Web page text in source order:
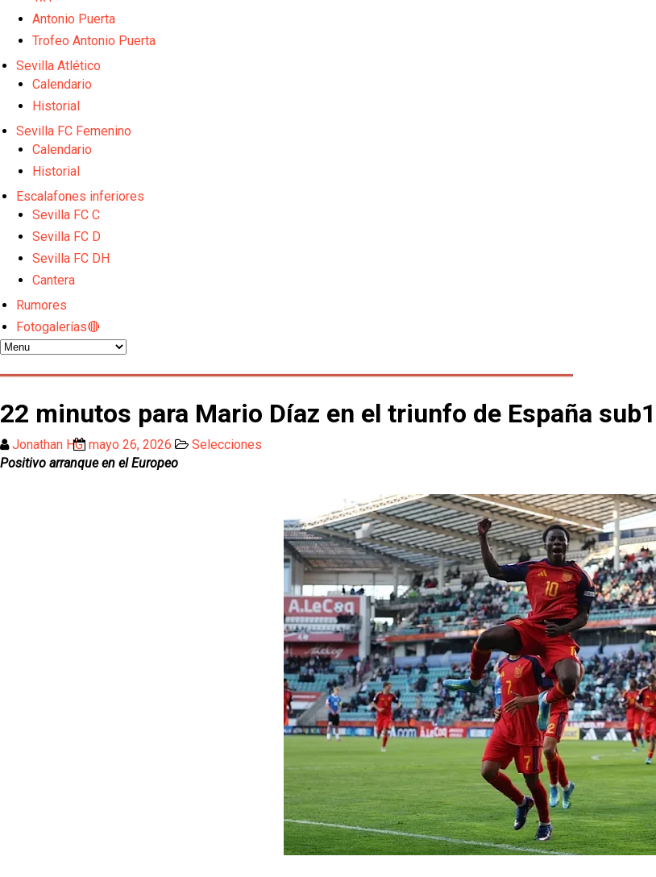
Opinión | "Carta abierta a Alberto Flores" por Rafa García
El Sevilla oficializa el traspaso de Sow
Diomande ya es madridista mientras Rodri agita el mercado
Antonio Puerta
Trofeo Antonio Puerta
Sevilla Atlético
Calendario
Historial
Sevilla FC Femenino
Calendario
Historial
Escalafones inferiores
Sevilla FC C
Sevilla FC D
Sevilla FC DH
Cantera
Rumores
Fotogalerías🔴
22 minutos para Mario Díaz en el triunfo de España
Jonathan HG mayo 26, 2026
Selecciones
Positivo arranque en el Europeo